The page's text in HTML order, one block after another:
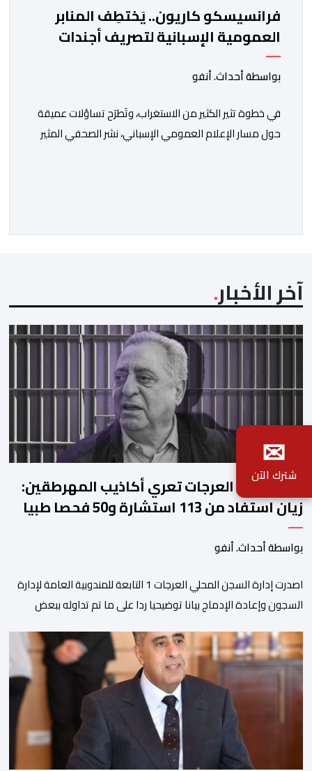
فرانسيسكو كاريون.. يَختطِف المنابر
العمومية الإسبانية لتصريف أجندات
معادية للمغرب
بواسطة أحداث. أنفو
في خطوة تثير الكثير من الاستغراب، وتَطرَح تساؤلات عميقة
حول مسار الإعلام العمومي الإسباني، نشر الصحفي المثير
الاجتماعية”، يُمثِّل خروجاً غير مألوف عن الخط التحريري
آخر الأخبار
ادارة سجن العرجات تعري أكاذيب المهرطقين:
زيان استفاد من 113 استشارة و50 فحصا طبيا
بواسطة أحداث. أنفو
اصدرت إدارة السجن المحلي العرجات 1 التابعة للمندوبية العامة لإدارة
السجون وإعادة الإدماج بيانا توضيحيا ردا على ما تم تداوله ببعض
زيان، المعتقل بالمؤسسة ذاتها، وذلك لتنوير الرأي العام بالحقائق
والمعطيات الدقيقة.واوضحت إدارة المؤسسة السجنية أن المعني
بالأمر يستفيد منذ إيداعه من تتبع طبي منتظم ومستمر وفقا […]
✉
شترك الآن